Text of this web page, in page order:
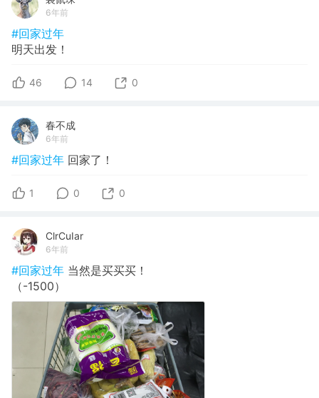
6年前
#回家过年
明天出发！
46 14 0
春不成
6年前
#回家过年 回家了！
1 0 0
ClrCuIar
6年前
#回家过年 当然是买买买！
（-1500）